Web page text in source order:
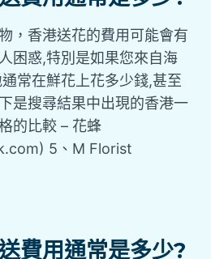
，香港送花的費用可能會有
困惑,特別是如果您來自海
常在鮮花上花多少錢,甚至
是搜尋結果中出現的香港一
的比較 – 花蜂
5、M Florist
費用通常是多少?